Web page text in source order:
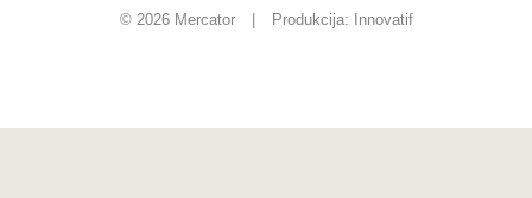
© 2026 Mercator Produkcija: Innovatif